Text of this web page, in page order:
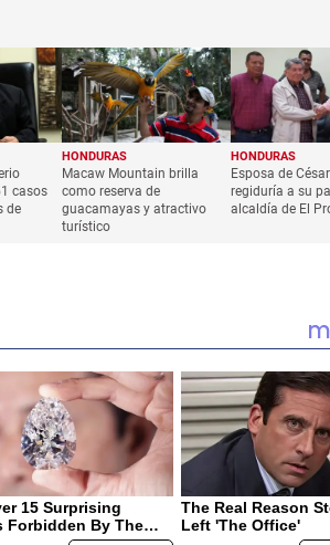
casos
de
HONDURAS
Macaw Mountain brilla
como reserva de
guacamayas y atractivo
turístico
HONDURAS
Esposa de
regiduría a su
alcaldía de El